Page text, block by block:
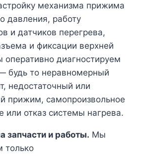
механизма прижима
давления, работу
и датчиков перегрева,
и фиксации верхней
диагностируем
будь то неравномерный
недостаточный или
прижим, самопроизвольное
или отказ системы нагрева.
запчасти и работы. Мы
только